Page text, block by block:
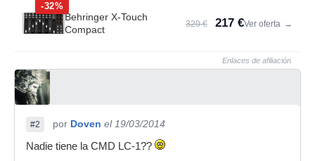
-32%
Behringer X-Touch
Compact
320 € 217 €Ver oferta →
Enlaces de afiliación
#2 por Doven el 19/03/2014
Nadie tiene la CMD LC-1??